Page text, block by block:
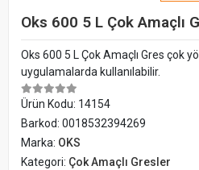
Oks 600 5 L Çok Amaçlı
Oks 600 5 L Çok Amaçlı Gres çok
uygulamalarda kullanılabilir.
Ürün Kodu: 14154
Barkod: 0018532394269
Marka: OKS
Kategori: Çok Amaçlı Gresler